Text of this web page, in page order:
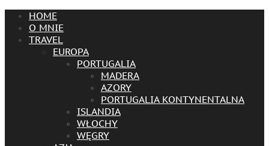
HOME
O MNIE
TRAVEL
EUROPA
PORTUGALIA
MADERA
AZORY
PORTUGALIA KONTYNENTALNA
ISLANDIA
WŁOCHY
WĘGRY